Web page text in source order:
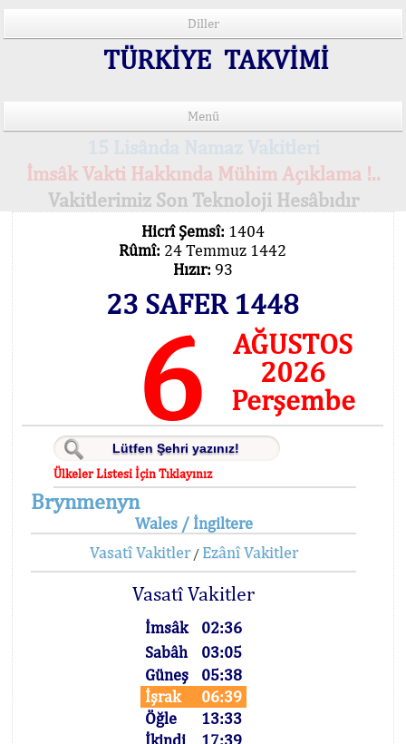
Diller
TÜRKİYE TAKVİMİ
Menü
İmsâk Vakti Hakkında Mühim Açıklama !..
Vakitlerimiz Son Teknoloji Hesâbıdır
Hicrî Şemsî: 1404
Rûmî: 24 Temmuz 1442
Hızır: 93
23 SAFER 1448
6
AĞUSTOS
2026
Perşembe
Ülkeler Listesi İçin Tıklayınız
Brynmenyn
Wales / İngiltere
Vasatî Vakitler/ Ezânî Vakitler
Vasatî Vakitler
İmsâk
02:36
Sabâh
03:05
Güneş
05:38
İşrak
06:39
Öğle
13:33
İkindi
17:39